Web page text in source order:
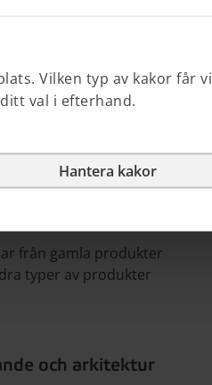
Vilken typ av kakor får
val i efterhand.
Hantera kakor
och tillverkning.
produkten samt dess
från gamla produkter
typer av produkter
och arkitektur